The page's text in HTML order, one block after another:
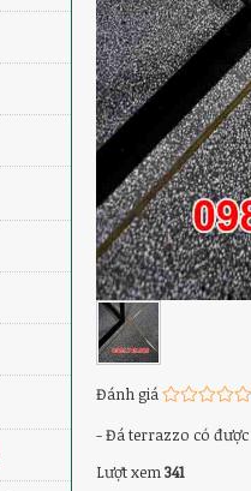
Đánh giá
- Đá terrazzo có
Lượt xem341